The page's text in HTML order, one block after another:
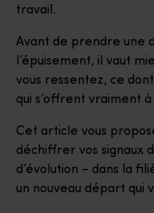
travail.
Avant de prendre une
l’épuisement, il vaut
vous ressentez, ce
qui s’offrent vraiment à
Cet article vous
déchiffrer vos signaux
d’évolution – dans la
un nouveau départ qui